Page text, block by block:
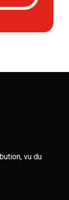
vu du